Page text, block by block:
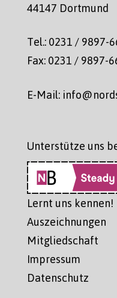
44147 Dortmund
Tel.: 0231 / 9897-
Fax: 0231 / 9897-
E-Mail:
Unterstütze uns
Lernt uns kennen!
Auszeichnungen
Mitgliedschaft
Impressum
Datenschutz